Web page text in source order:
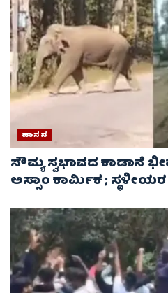
ಹಾಸನ
ಸೌಮ್ಯ ಸ್ವಭಾವದ ಕಾಡಾನೆ
ಅಸ್ಸಾಂ ಕಾರ್ಮಿಕ ;